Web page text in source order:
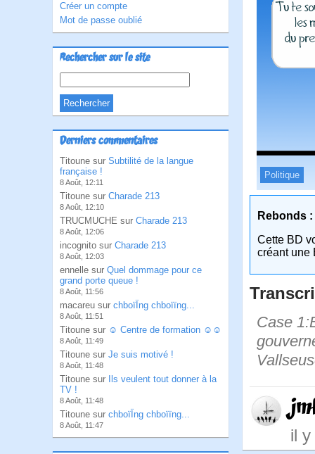
Créer un compte
Mot de passe oublié
Rechercher sur le site
Derniers commentaires
Titoune sur Subtilité de la langue
française !
8 Août, 12:11
Titoune sur Charade 213
8 Août, 12:10
TRUCMUCHE sur Charade 213
8 Août, 12:06
incognito sur Charade 213
8 Août, 12:03
ennelle sur Quel dommage pour ce
grand porte queue !
8 Août, 11:56
macareu sur chboïÏng chboïïng...
8 Août, 11:51
Titoune sur ☺ Centre de formation ☺☺
8 Août, 11:49
Titoune sur Je suis motivé !
8 Août, 11:48
Titoune sur
Ils veulent tout donner à la
TV !
8 Août, 11:48
Titoune sur chboïÏng chboïïng...
8 Août, 11:47
Politique
Rebonds :
Cette BD
créant une
Case
il y